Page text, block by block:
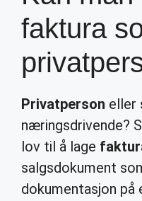
faktura
Privatperson eller
næringsdrivende?
lov til å lage
salgsdokument
dokumentasjon